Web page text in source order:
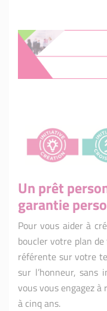
Un prêt
garantie
Pour vous aider à
boucler votre plan
référente sur votre
sur l’honneur, sans
vous vous engagez
à cinq ans.